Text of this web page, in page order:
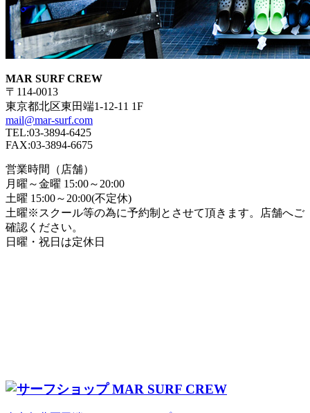
MAR SURF CREW
〒114-0013
東京都北区東田端1-12-11 1F
mail@mar-surf.com
TEL:03-3894-6425
FAX:03-3894-6675
営業時間（店舗）
月曜～金曜 15:00～20:00
土曜 15:00～20:00(不定休)
土曜※スクール等の為に予約制とさせて頂きます。店舗へご
確認ください。
日曜・祝日は定休日